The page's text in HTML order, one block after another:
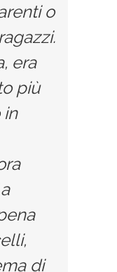
o
era
più
in
di